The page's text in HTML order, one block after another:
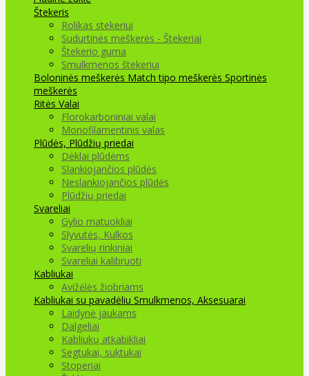
Štekeris
Rolikas stekeriui
Sudurtinės meškerės - Štekeriai
Štekerio guma
Smulkmenos štekeriui
Boloninės meškerės Match tipo meškerės Sportinės
meškerės
Ritės Valai
Florokarboniniai valai
Monofilamentinis valas
Plūdės, Plūdžių priedai
Dėklai plūdėms
Slankiojančios plūdės
Neslankiojančios plūdės
Plūdžių priedai
Svareliai
Gylio matuokliai
Slyvutės, Kulkos
Svarelių rinkiniai
Svareliai kalibruoti
Kabliukai
Avižėlės žiobriams
Kabliukai su pavadėliu Smulkmenos, Aksesuarai
Laidynė jaukams
Dalgeliai
Kabliukų atkabikliai
Segtukai, suktukai
Stoperiai